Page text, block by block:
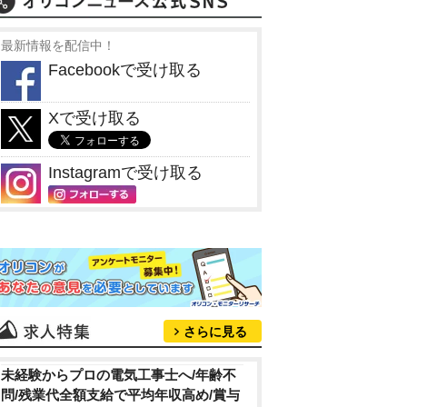
最新情報を配信中！
Facebookで受け取る
Xで受け取る
Instagramで受け取る
さらに見る
未経験からプロの電気工事士へ/年齢不
問/残業代全額支給で平均年収高め/賞与